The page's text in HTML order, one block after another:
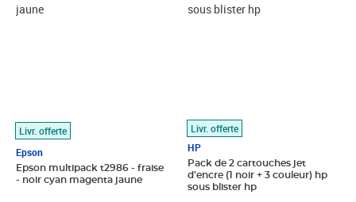
Livr. offerte
Epson
Epson multipack t2986 - fraise
- noir cyan magenta jaune
Livr. offerte
HP
Pack de 2 cartouches jet
d'encre (1 noir + 3 couleur) hp
sous blister hp